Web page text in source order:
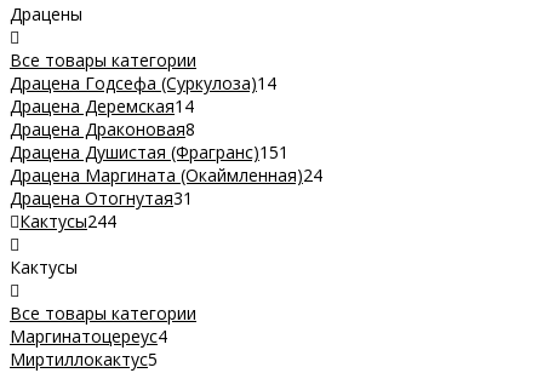
Драцены
Все товары категории
Драцена Годсефа (Суркулоза)14
Драцена Деремская14
Драцена Драконовая8
Драцена Душистая (Фрагранс)151
Драцена Маргината (Окаймленная)24
Драцена Отогнутая31
Кактусы244
Кактусы
Все товары категории
Маргинатоцереус4
Миртиллокактус5